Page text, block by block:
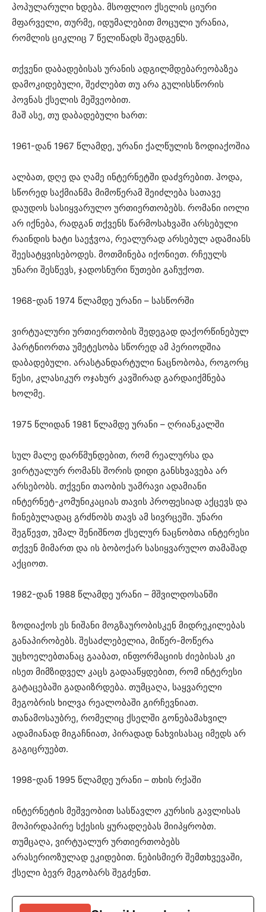
პოპულარული ხდება. მსოფლიო ქსელის ციური
მფარველი, თურმე, იდუმალებით მოცული ურანია,
რომლის ციკლიც 7 წელიწადს შეადგენს.
თქვენი დაბადებისას ურანის ადგილმდებარეობაზეა
დამოკიდებული, შეძლებთ თუ არა გულისსწორის
პოვნას ქსელის მეშვეობით.
მაშ ასე, თუ დაბადებული ხართ:
1961-დან 1967 წლამდე, ურანი ქალწულის ზოდიაქოშია
ალბათ, დღე და ღამე ინტერნეტში დაძვრებით. ჰოდა,
სწორედ საქმიანმა მიმოწერამ შეიძლება სათავე
დაუდოს სასიყვარულო ურთიერთობებს. რომანი იოლი
არ იქნება, რადგან თქვენს წარმოსახვაში არსებული
რაინდის ხატი საეჭვოა, რეალურად არსებულ ადამიანს
შეესატყვისებოდეს. მოთმინება იქონიეთ. რჩეულს
უნარი შესწევს, ჯადოსნური წუთები გაჩუქოთ.
1968-დან 1974 წლამდე ურანი – სასწორში
ვირტუალური ურთიერთობის შედეგად დაქორწინებულ
პარტნიორთა უმეტესობა სწორედ ამ პერიოდშია
დაბადებული. არასტანდარტული ნაცნობობა, როგორც
წესი, კლასიკურ ოჯახურ კავშირად გარდაიქმნება
ხოლმე.
1975 წლიდან 1981 წლამდე ურანი – ღრიანკალში
სულ მალე დარწმუნდებით, რომ რეალურსა და
ვირტუალურ რომანს შორის დიდი განსხვავება არ
არსებობს. თქვენი თაობის უამრავი ადამიანი
ინტერნეტ-კომუნიკაციას თავის პროფესიად აქცევს და
ჩინებულადაც გრძნობს თავს ამ სივრცეში. უნარი
შეგწევთ, უმალ შენიშნოთ ქსელურ ნაცნობთა ინტერესი
თქვენ მიმართ და ის ბობოქარ სასიყვარულო თამაშად
აქციოთ.
1982-დან 1988 წლამდე ურანი – მშვილდოსანში
ზოდიაქოს ეს ნიშანი მოგზაურობისკენ მიდრეკილებას
განაპირობებს. შესაძლებელია, მიწერ-მოწერა
უცხოელებთანაც გააბათ, ინფორმაციის ძიებისას კი
ისეთ მიმზიდველ კაცს გადააწყდებით, რომ ინტერესი
გატაცებაში გადაიზრდება. თუმცაღა, საყვარელი
მეგობრის ხილვა რეალობაში გირჩევნიათ.
თანამოსაუბრე, რომელიც ქსელში გონებამახვილ
ადამიანად მიგაჩნიათ, პირადად ნახვისასაც იმედს არ
გაგიცრუებთ.
1998-დან 1995 წლამდე ურანი – თხის რქაში
ინტერნეტის მეშვეობით სასწავლო კურსის გავლისას
მოპირდაპირე სქესის ყურადღებას მიიპყრობთ.
თუმცაღა, ვირტუალურ ურთიერთობებს
არასერიოზულად ეკიდებით. ნებისმიერ შემთხვევაში,
ქსელი ბევრ მეგობარს შეგძენთ.